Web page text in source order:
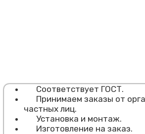
Соответствует ГОСТ.
Принимаем заказы от
частных лиц.
Установка и монтаж.
Изготовление на заказ.